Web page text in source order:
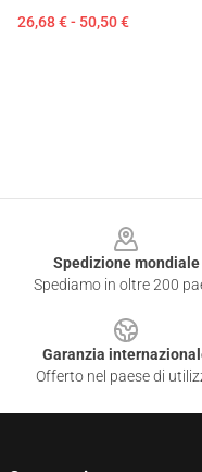
26,68 € - 50,50 €
Spedizione mondiale
Spediamo in oltre 200
Garanzia
Offerto nel paese di